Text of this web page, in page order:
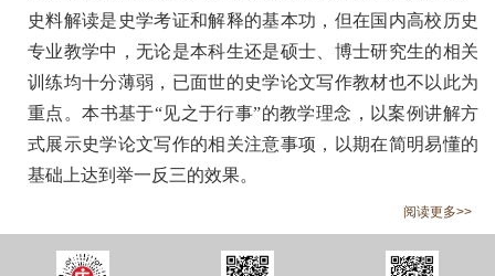
史料解读是史学考证和解释的基本功，但在国内高校历史
专业教学中，无论是本科生还是硕士、博士研究生的相关
训练均十分薄弱，已面世的史学论文写作教材也不以此为
重点。本书基于“见之于行事”的教学理念，以案例讲解方
式展示史学论文写作的相关注意事项，以期在简明易懂的
基础上达到举一反三的效果。
阅读更多>>